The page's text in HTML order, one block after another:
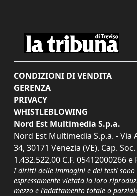
CONDIZIONI DI VENDITA
GERENZA
PRIVACY
WHISTLEBLOWING
Nord Est Multimedia S.p.a.
Nord Est Multimedia S.p.a. - Via
34, 30171 Venezia (VE). Cap.
1.432.522,00 C.F. 05412000266 e
I diritti delle immagini e dei testi sono
espressamente vietata la loro
mezzo e l'adattamento totale o